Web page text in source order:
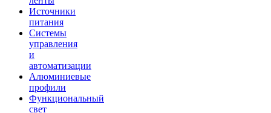
Источники
питания
Системы
управления
и
автоматизации
Алюминиевые
профили
Функциональный
свет